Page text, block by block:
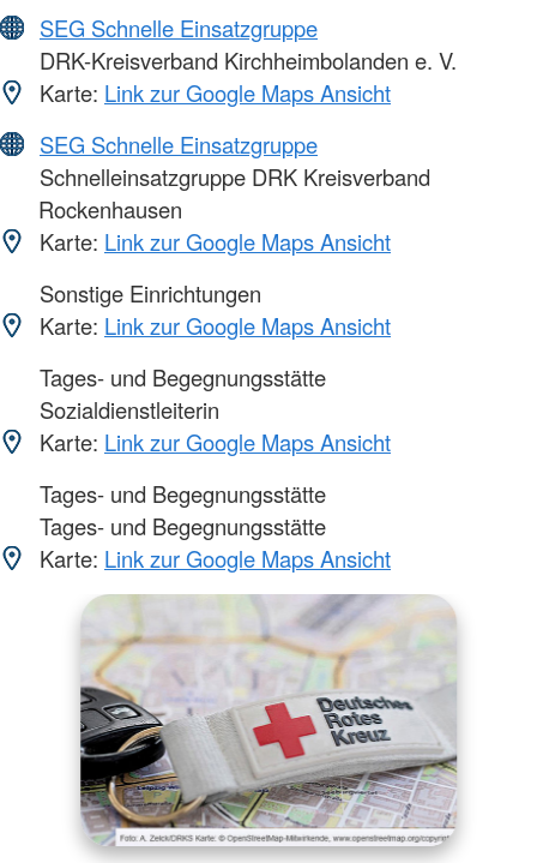
SEG Schnelle Einsatzgruppe
DRK-Kreisverband Kirchheimbolanden e. V.
Karte: Link zur Google Maps Ansicht
SEG Schnelle Einsatzgruppe
Schnelleinsatzgruppe DRK Kreisverband
Rockenhausen
Karte: Link zur Google Maps Ansicht
Sonstige Einrichtungen
Karte: Link zur Google Maps Ansicht
Tages- und Begegnungsstätte
Sozialdienstleiterin
Karte: Link zur Google Maps Ansicht
Tages- und Begegnungsstätte
Tages- und Begegnungsstätte
Karte: Link zur Google Maps Ansicht